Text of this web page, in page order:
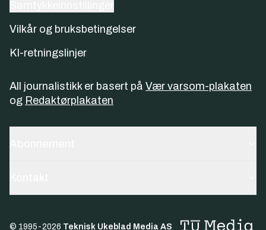
Vilkår og bruksbetingelser
KI-retningslinjer
All journalistikk er basert på Vær varsom-plakaten
og Redaktørplakaten
© 1995-2026 Teknisk Ukeblad Media AS